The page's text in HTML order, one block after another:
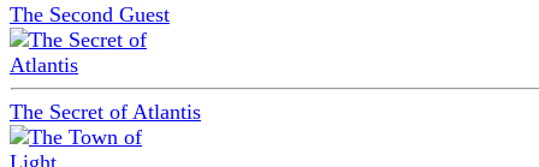
The Second Guest
The Secret of Atlantis